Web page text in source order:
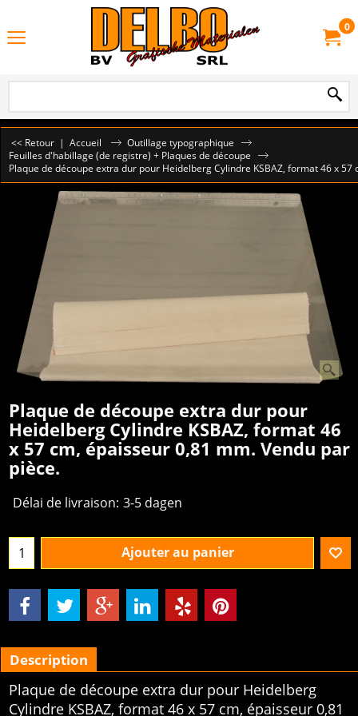
0
<< Retour | Accueil
Outillage typographique
Feuilles d'habillage (de registre) + Plaques de découpe
Plaque de découpe extra dur pour Heidelberg Cylindre KSBAZ, format 46 x
Plaque de découpe extra dur pour
Heidelberg Cylindre KSBAZ, format 46
x 57 cm, épaisseur 0,81 mm. Vendu par
pièce.
€267.78 excl.BTW
Description